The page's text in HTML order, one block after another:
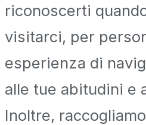
riconoscerti
visitarci, per
esperienza di
alle tue abitudini e
Inoltre,